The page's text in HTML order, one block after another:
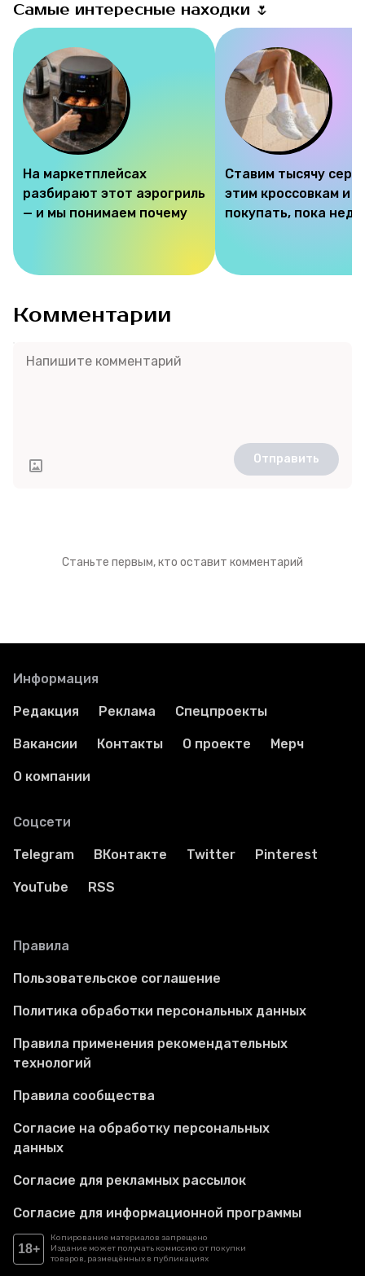
Самые интересные находки 🌷
На маркетплейсах
разбирают этот аэрогриль
— и мы понимаем почему
Ставим тысячу
этим кроссовкам и
покупать, пока
Комментарии
Отправить
Станьте первым, кто оставит комментарий
Информация
Редакция Реклама Спецпроекты
Вакансии Контакты О проекте Мерч
О компании
Соцсети
Telegram ВКонтакте Twitter Pinterest
YouTube RSS
Правила
Пользовательское соглашение
Политика обработки персональных данных
Правила применения рекомендательных
технологий
Правила сообщества
Согласие на обработку персональных
данных
Согласие для рекламных рассылок
Согласие для информационной программы
18+
Копирование материалов запрещено
Издание может получать комиссию от покупки
товаров, размещённых в публикациях